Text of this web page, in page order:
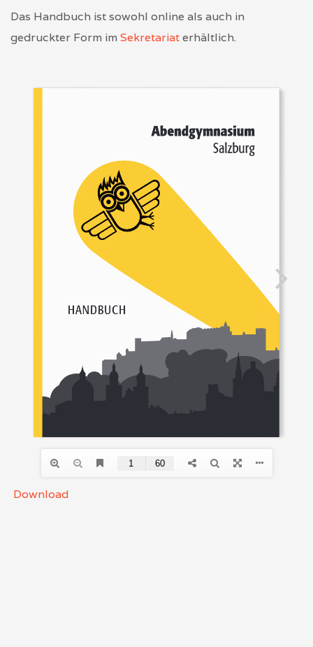
Das Handbuch ist sowohl online als auch in
gedruckter Form im Sekretariaterhältlich.
Download